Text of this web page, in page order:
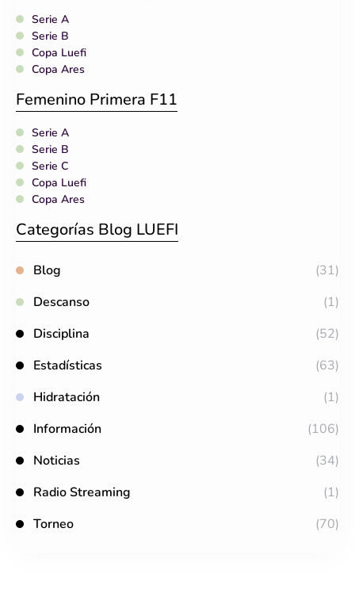
Serie A
Serie B
Copa Luefi
Copa Ares
Femenino Primera F11
Serie A
Serie B
Serie C
Copa Luefi
Copa Ares
Categorías Blog LUEFI
Blog
(31)
Descanso
(1)
Disciplina
(52)
Estadísticas
(63)
Hidratación
(1)
Información
(106)
Noticias
(34)
Radio Streaming
(1)
Torneo
(70)